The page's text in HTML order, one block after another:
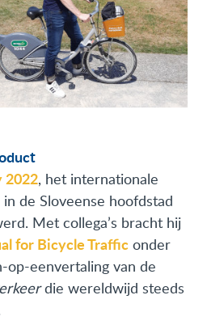
2022, het internationale
de Sloveense hoofdstad
Met collega’s bracht hij
for Bicycle Traffic onder
op-eenvertaling van de
die wereldwijd steeds